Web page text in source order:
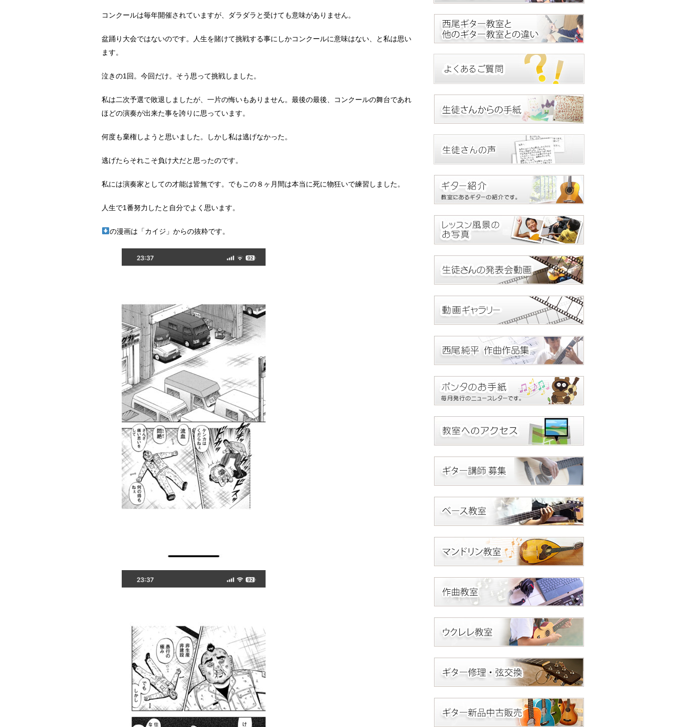
コンクールは毎年開催されていますが、ダラダラと受けても意味がありません。
盆踊り大会ではないのです。人生を賭けて挑戦する事にしかコンクールに意味はない、と私は思い
ます。
泣きの1回。今回だけ。そう思って挑戦しました。
私は二次予選で敗退しましたが、一片の悔いもありません。最後の最後、コンクールの舞台であれ
ほどの演奏が出来た事を誇りに思っています。
何度も棄権しようと思いました。しかし私は逃げなかった。
逃げたらそれこそ負け犬だと思ったのです。
私には演奏家としての才能は皆無です。でもこの８ヶ月間は本当に死に物狂いで練習しました。
人生で1番努力したと自分でよく思います。
の漫画は「カイジ」からの抜粋です。